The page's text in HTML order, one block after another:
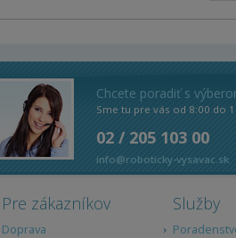
Chcete poradiť s
Sme tu pre vás od 8:00 do
02 / 205 103 00
info@roboticky-vysavac.sk
Pre zákazníkov
Doprava
Služby